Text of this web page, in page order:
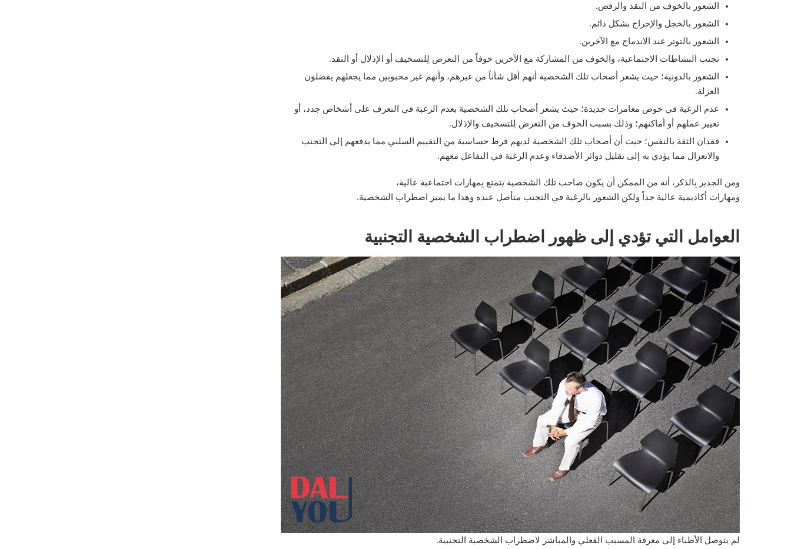
الشعور بالخوف من النقد والرفض.
الشعور بالخجل والإحراج بشكل دائم.
الشعور بالتوتر عند الاندماج مع الآخرين.
تجنب النشاطات الاجتماعية، والخوف من المشاركة مع الآخرين خوفاً من التعرض لِلتسخيف أو الإذلال أو النقد.
الشعور بالدونية؛ حيث يشعر أصحاب تلك الشخصية أنهم أقل شأناً من غيرهم، وأنهم غير محبوبين مما يجعلهم يفضلون
العزلة.
عدم الرغبة في خوض مغامرات جديدة؛ حيث يشعر أصحاب تلك الشخصية بعدم الرغبة في التعرف على أشخاص جدد، أو
تغيير عملهم أو أماكنهم؛ وذلك بسبب الخوف من التعرض لِلتسخيف والإذلال.
فقدان الثقة بالنفس؛ حيث أن أصحاب تلك الشخصية لديهم فرط حساسية من التقييم السلبي مما يدفعهم إلى التجنب
والانعزال مما يؤدي به إلى تقليل دوائر الأصدقاء وعدم الرغبة في التفاعل معهم.
ومن الجدير بِالذكر، أنه من الممكن أن يكون صاحب تلك الشخصية يتمتع بِمهارات اجتماعية عالية،
ومهارات أكاديمية عالية جداً ولكن الشعور بالرغبة في التجنب متأصل عنده وهذا ما يميز اضطراب الشخصية.
العوامل التي تؤدي إلى ظهور اضطراب الشخصية التجنبية
لم يتوصل الأطباء إلى معرفة المسبب الفعلي والمباشر لاضطراب الشخصية التجنبية.